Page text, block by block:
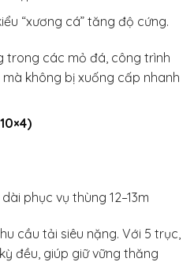
“xương cá” tăng độ cứng.
trong các mỏ đá, công trình
không bị xuống cấp nhanh
phục vụ thùng 12–13m
cầu tải siêu nặng. Với 5 trục,
đều, giúp giữ vững thăng